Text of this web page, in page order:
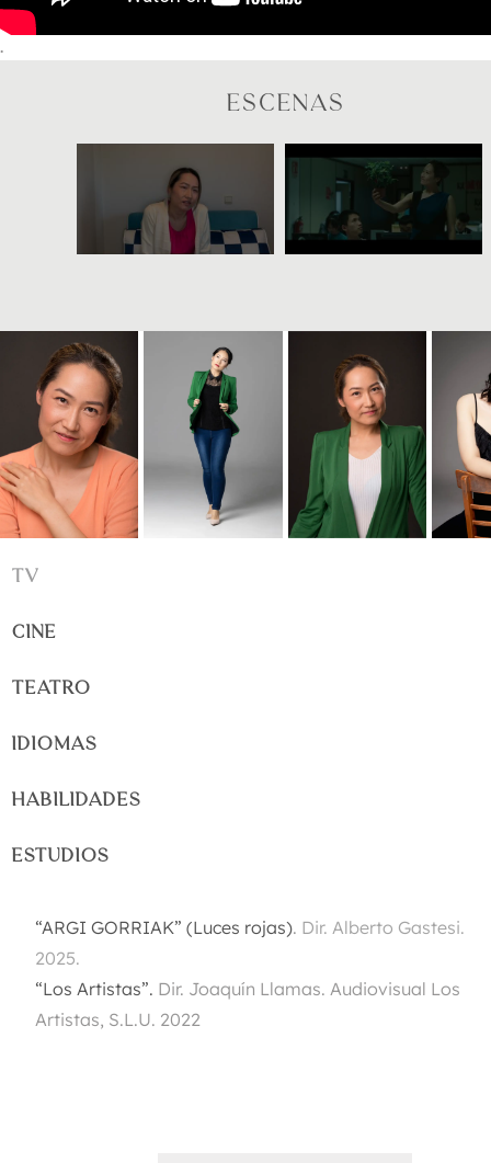
.
ESCENAS
TV
CINE
TEATRO
IDIOMAS
HABILIDADES
ESTUDIOS
“ARGI GORRIAK” (Luces rojas). Dir. Alberto Gastesi.
2025.
“Los Artistas”. Dir. Joaquín Llamas. Audiovisual Los
Artistas, S.L.U. 2022